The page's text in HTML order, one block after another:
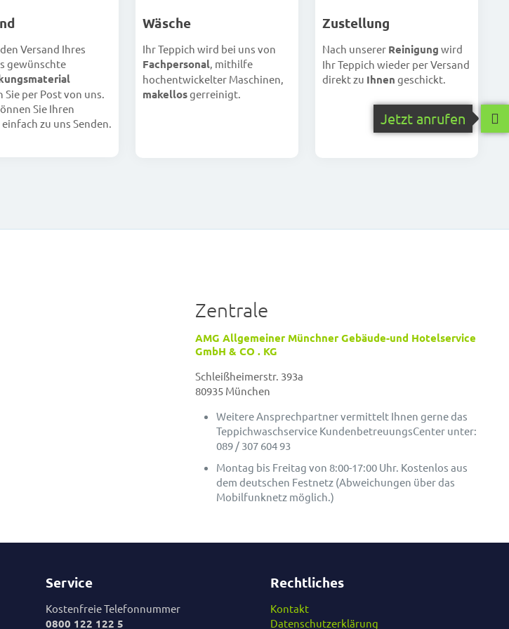
Versand Ihres
gewünschte
Sie per Post von uns.
Sie Ihren
zu uns Senden.
Wäsche
Ihr Teppich wird bei uns von
Fachpersonal, mithilfe
hochentwickelter Maschinen,
makellosgerreinigt.
Zustellung
Nach unserer Reinigung wird
Ihr Teppich wieder per Versand
direkt zu Ihnen geschickt.
Zentrale
AMG Allgemeiner Münchner Gebäude-und Hotelservice
GmbH & CO . KG
Schleißheimerstr. 393a
80935 München
Weitere Ansprechpartner vermittelt Ihnen gerne das
Teppichwaschservice KundenbetreuungsCenter unter:
089 / 307 604 93
Montag bis Freitag von 8:00-17:00 Uhr. Kostenlos aus
dem deutschen Festnetz (Abweichungen über das
Mobilfunknetz möglich.)
Service
Kostenfreie Telefonnummer
0800 122 122 5
Rechtliches
Kontakt
Datenschutzerklärung
Jetzt anrufen